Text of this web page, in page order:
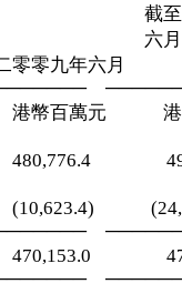
零零
十
六月 三
港幣百
480,776.4
470,153.0